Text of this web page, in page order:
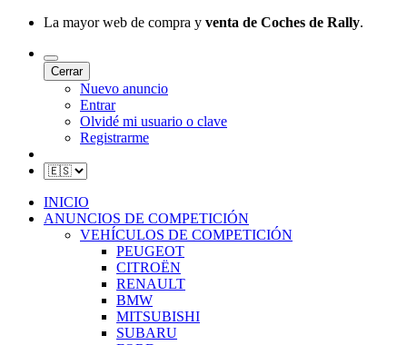
La mayor web de compra y venta de Coches de Rally.
Cerrar
Nuevo anuncio
Entrar
Olvidé mi usuario o clave
Registrarme
INICIO
ANUNCIOS DE COMPETICIÓN
VEHÍCULOS DE COMPETICIÓN
PEUGEOT
CITROËN
RENAULT
BMW
MITSUBISHI
SUBARU